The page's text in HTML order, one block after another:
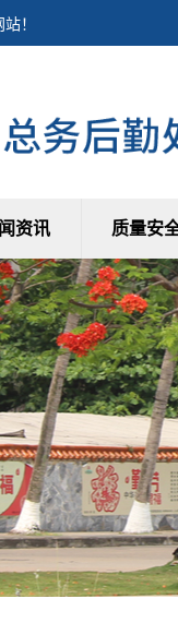
！
资讯 质量安